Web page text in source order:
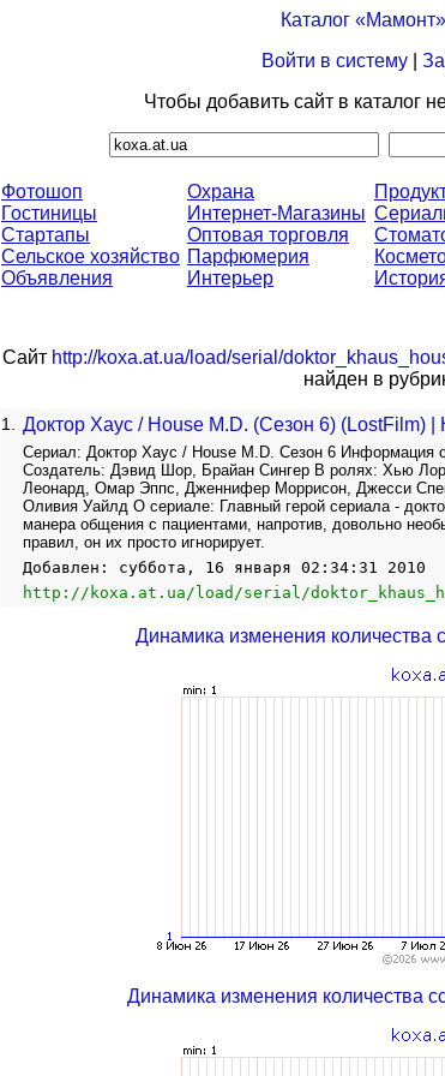
Каталог «Мамонт»
Войти в систему|
Чтобы добавить сайт в каталог
Фотошоп
Гостиницы
Стартапы
Сельское хозяйство
Объявления
Охрана
Интернет-Магазины
Оптовая торговля
Парфюмерия
Интерьер
Сайт http://koxa.at.ua/load/serial/
найден в
1. Доктор Хаус / House M.D. (Сезон 6) (LostFilm) |
Сериал: Доктор Хаус / House M.D. Сезон 6
Создатель: Дэвид Шор, Брайан Сингер В ролях: Хью
Леонард, Омар Эппс, Дженнифер Моррисон, Джесси
Оливия Уайлд О cериале: Главный герой сериала -
манера общения с пациентами, напротив, довольно
правил, он их просто игнорирует.
Добавлен: суббота, 16 января 02:34:31 2010
http://koxa.at.ua/load/serial/
Динамика изменения количества
Динамика изменения количества